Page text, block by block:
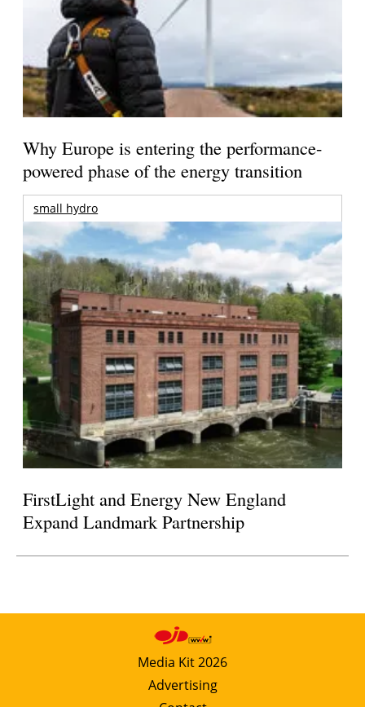
Why Europe is entering the performance-
powered phase of the energy transition
small hydro
FirstLight and Energy New England
Expand Landmark Partnership
Media Kit 2026
Advertising